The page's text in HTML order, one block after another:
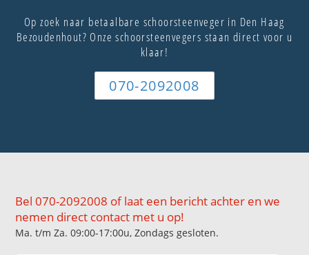
Op zoek naar betaalbare schoorsteenveger in Den Haag
Bezoudenhout? Onze schoorsteenvegers staan direct voor u
klaar!
070-2092008
Bel 070-2092008 of laat een bericht achter en we
nemen direct contact met u op!
Ma. t/m Za. 09:00-17:00u, Zondags gesloten.